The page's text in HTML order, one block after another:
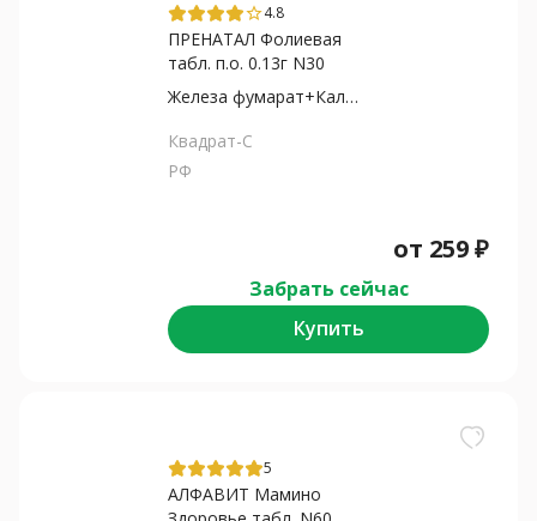
star_border4.8
ПРЕНАТАЛ Фолиевая
табл. п.о. 0.13г N30
Железа фумарат+Калия йодид+Фолиевая...
Квадрат-С
РФ
от 259₽
Забрать сейчас
Купить
5
АЛФАВИТ Мамино